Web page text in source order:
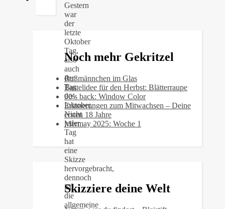
Gestern
war
der
letzte
Oktober
Tag,
also
auch
der
Tag
des
Inktober.
Nicht
jeder
Tag
hat
eine
Skizze
hervorgebracht,
dennoch
ist
die
allgemeine
Noch mehr Gekritzel
Rußmännchen im Glas
Bastelidee für den Herbst: Blätterraupe
90’s back: Window Color
Erinnerungen zum Mitwachsen – Deine
ersten 18 Jahre
Mermay 2025: Woche 1
Skizziere deine Welt